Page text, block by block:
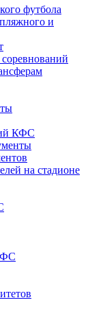
футбола
и
КФС
на стадионе